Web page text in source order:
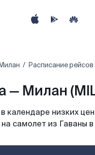
Расписание
— Милан
низких
самолет из Гаваны